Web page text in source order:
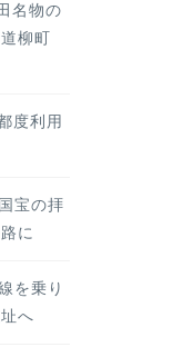
名物の
柳町
度利用
宝の拝
に
を乗り
へ